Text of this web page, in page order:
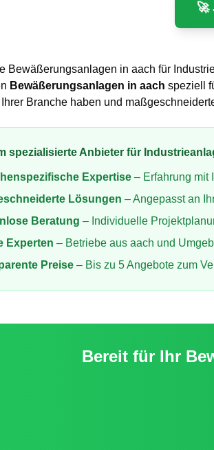
🚀
Bewäßerungsanlagen in aach für
Bewäßerungsanlagen in aach speziell
Branche haben und
spezialisierte Anbieter für
Expertise – Erfahrung mit
Lösungen – Angepasst an
Beratung – Individuelle
Experten – Betriebe aus aach und
Preise – Bis zu 5 Angebote zum
Bereit für Ihr